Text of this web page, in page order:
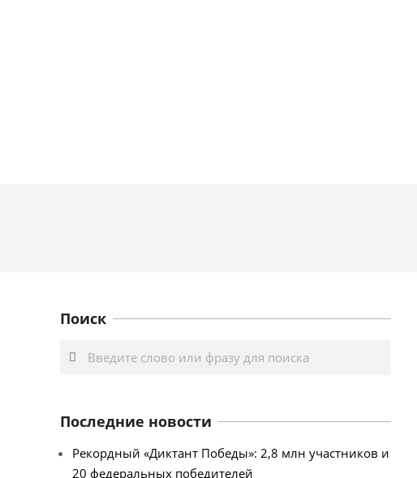
Поиск
Search
Последние новости
Рекордный «Диктант Победы»: 2,8 млн участников и
20 федеральных победителей